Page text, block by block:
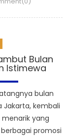
Bulan
Istimewa
bulan
Jakarta, kembali
yang
promosi